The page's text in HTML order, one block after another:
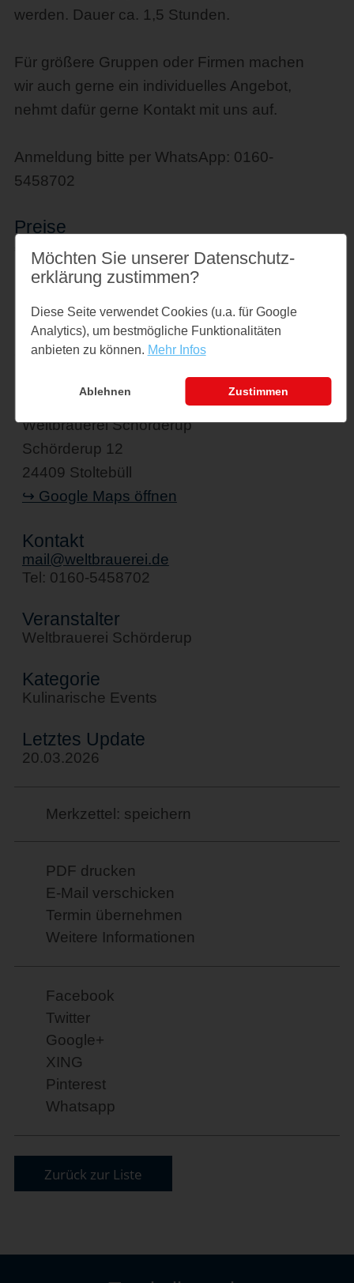
werden. Dauer ca. 1,5 Stunden.
Für größere Gruppen oder Firmen machen
wir auch gerne ein individuelles Angebot,
nehmt dafür gerne Kontakt mit uns auf.
Anmeldung bitte per WhatsApp: 0160-
5458702
Preise
€ 20,- pro Person
www.weltbrauerei.de
Weltbrauerei Schörderup
Schörderup 12
24409 Stoltebüll
↪ Google Maps öffnen
Kontakt
mail@weltbrauerei.de
Tel: 0160-5458702
Veranstalter
Weltbrauerei Schörderup
Kategorie
Kulinarische Events
Letztes Update
20.03.2026
Merkzettel: speichern
PDF drucken
E-Mail verschicken
Termin übernehmen
Weitere Informationen
Facebook
Twitter
Google+
XING
Pinterest
Whatsapp
Zurück zur Liste
Möchten Sie unserer Datenschutz­
erklärung zustimmen?
Diese Seite verwendet Cookies (u.a. für Google
Analytics), um bestmögliche Funktionalitäten
anbieten zu können. Mehr Infos
Ablehnen Zustimmen